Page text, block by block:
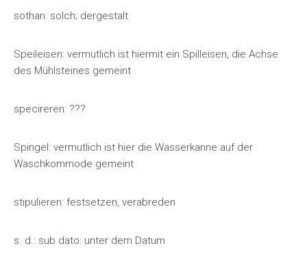
sothan: solch; dergestalt
Speileisen: vermutlich ist hiermit ein Spilleisen, die Achse
des Mühlsteines gemeint
specireren: ???
Spingel: vermutlich ist hier die Wasserkanne auf der
Waschkommode gemeint
stipulieren: festsetzen, verabreden
s. d.: sub dato: unter dem Datum